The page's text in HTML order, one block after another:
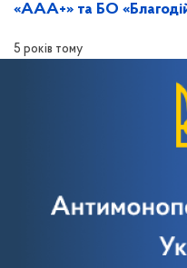
«ААА+» та БО
5 років тому